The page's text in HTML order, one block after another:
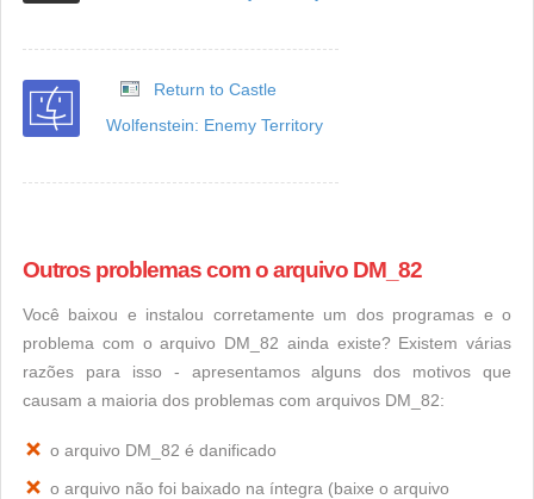
Return to Castle
Wolfenstein: Enemy Territory
Outros problemas com o arquivo DM_82
Você baixou e instalou corretamente um dos programas e o
problema com o arquivo DM_82 ainda existe? Existem várias
razões para isso - apresentamos alguns dos motivos que
causam a maioria dos problemas com arquivos DM_82:
o arquivo DM_82 é danificado
o arquivo não foi baixado na íntegra (baixe o arquivo